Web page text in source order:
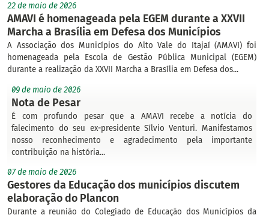
22 de maio de 2026
AMAVI é homenageada pela EGEM durante a XXVII
Marcha a Brasília em Defesa dos Municípios
A Associação dos Municípios do Alto Vale do Itajaí (AMAVI) foi
homenageada pela Escola de Gestão Pública Municipal (EGEM)
durante a realização da XXVII Marcha a Brasília em Defesa dos...
09 de maio de 2026
Nota de Pesar
É com profundo pesar que a AMAVI recebe a notícia do
falecimento do seu ex-presidente Sílvio Venturi. Manifestamos
nosso reconhecimento e agradecimento pela importante
contribuição na história...
07 de maio de 2026
Gestores da Educação dos municípios discutem
elaboração do Plancon
Durante a reunião do Colegiado de Educação dos Municípios da